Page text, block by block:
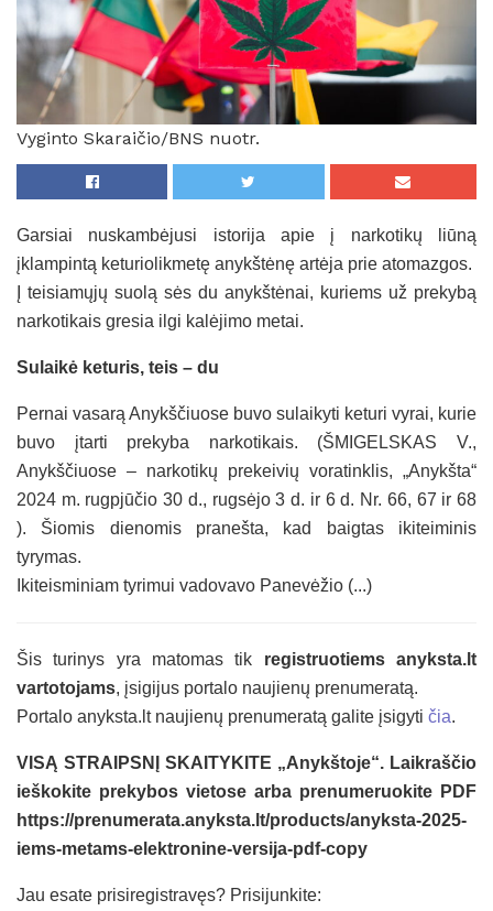
Vyginto Skaraičio/BNS nuotr.
Garsiai nuskambėjusi istorija apie į narkotikų liūną
įklampintą keturiolikmetę anykštėnę artėja prie atomazgos.
Į teisiamųjų suolą sės du anykštėnai, kuriems už prekybą
narkotikais gresia ilgi kalėjimo metai.
Sulaikė keturis, teis – du
Pernai vasarą Anykščiuose buvo sulaikyti keturi vyrai, kurie
buvo įtarti prekyba narkotikais. (ŠMIGELSKAS V.,
Anykščiuose – narkotikų prekeivių voratinklis, „Anykšta“
2024 m. rugpjūčio 30 d., rugsėjo 3 d. ir 6 d. Nr. 66, 67 ir 68
). Šiomis dienomis pranešta, kad baigtas ikiteiminis
tyrymas.
Ikiteisminiam tyrimui vadovavo Panevėžio (...)
Šis turinys yra matomas tik registruotiems anyksta.lt
vartotojams, įsigijus portalo naujienų prenumeratą.
Portalo anyksta.lt naujienų prenumeratą galite įsigyti čia.
VISĄ STRAIPSNĮ SKAITYKITE „Anykštoje“. Laikraščio
ieškokite prekybos vietose arba prenumeruokite PDF
https://prenumerata.anyksta.lt/products/anyksta-2025-
iems-metams-elektronine-versija-pdf-copy
Jau esate prisiregistravęs? Prisijunkite: